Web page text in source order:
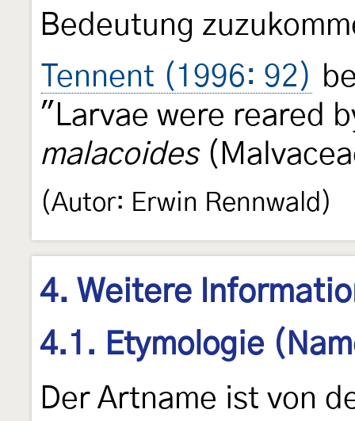
Bedeutung
Tennent (1996: 92)
"Larvae were reared
malacoides
(Autor: Erwin Rennwald)
4. Weitere
4.1. Etymologie
Der Artname ist von